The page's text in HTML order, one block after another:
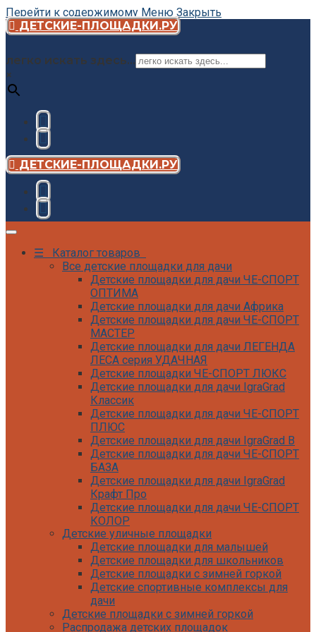
Перейти к содержимому Меню Закрыть
ДЕТСКИЕ-ПЛОЩАДКИ.РУ
легко искать здесь...
×
ДЕТСКИЕ-ПЛОЩАДКИ.РУ
☰ Каталог товаров
Все детские площадки для дачи
Детские площадки для дачи ЧЕ-СПОРТ
ОПТИМА
Детские площадки для дачи Африка
Детские площадки для дачи ЧЕ-СПОРТ
МАСТЕР
Детские площадки для дачи ЛЕГЕНДА
ЛЕСА серия УДАЧНАЯ
Детские площадки ЧЕ-СПОРТ ЛЮКС
Детские площадки для дачи IgraGrad
Классик
Детские площадки для дачи ЧЕ-СПОРТ
ПЛЮС
Детские площадки для дачи IgraGrad B
Детские площадки для дачи ЧЕ-СПОРТ
БАЗА
Детские площадки для дачи IgraGrad
Крафт Про
Детские площадки для дачи ЧЕ-СПОРТ
КОЛОР
Детские площадки для дачи IgraGrad С
Детские площадки для дачи ЧЕ-СПОРТ
КАРКАС
Детские площадки для дачи Савушка
КУБ
Детские уличные игровые площадки
для дачи IgraGrad К
Детские площадки для дачи IgraGrad W
Детские уличные площадки
Детские площадки для малышей
Детские площадки для школьников
Детские площадки с зимней горкой
Детские спортивные комплексы для
дачи
Детские площадки с зимней горкой
Распродажа детских площадок